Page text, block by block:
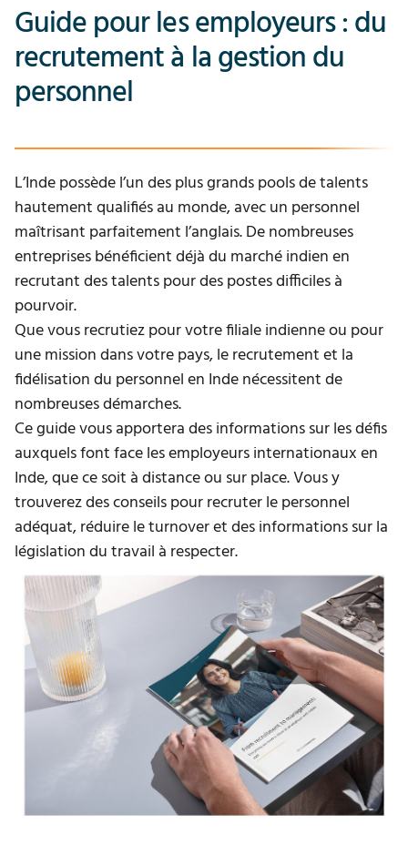
Guide pour les employeurs : du
recrutement à la gestion du
personnel
L’Inde possède l’un des plus grands pools de talents
hautement qualifiés au monde, avec un personnel
maîtrisant parfaitement l’anglais. De nombreuses
entreprises bénéficient déjà du marché indien en
recrutant des talents pour des postes difficiles à
pourvoir.
Que vous recrutiez pour votre filiale indienne ou pour
une mission dans votre pays, le recrutement et la
fidélisation du personnel en Inde nécessitent de
nombreuses démarches.
Ce guide vous apportera des informations sur les défis
auxquels font face les employeurs internationaux en
Inde, que ce soit à distance ou sur place. Vous y
trouverez des conseils pour recruter le personnel
adéquat, réduire le turnover et des informations sur la
législation du travail à respecter.